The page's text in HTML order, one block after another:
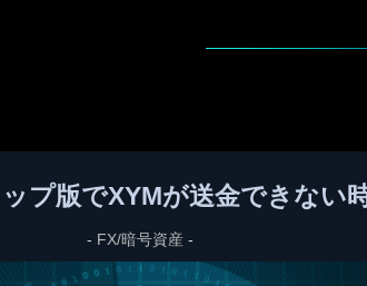
プ版でXYMが送金できない
- FX/暗号資産 -